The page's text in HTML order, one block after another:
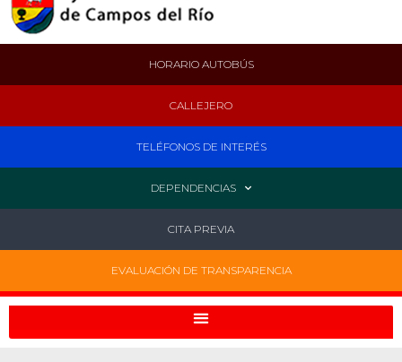
HORARIO AUTOBÚS
CALLEJERO
TELÉFONOS DE INTERÉS
DEPENDENCIAS
CITA PREVIA
EVALUACIÓN DE TRANSPARENCIA